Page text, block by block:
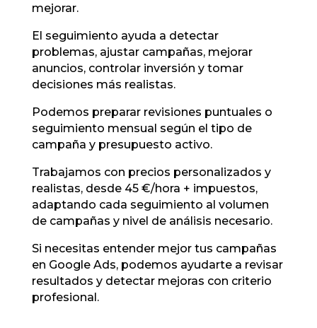
mejorar.
El seguimiento ayuda a detectar
problemas, ajustar campañas, mejorar
anuncios, controlar inversión y tomar
decisiones más realistas.
Podemos preparar revisiones puntuales o
seguimiento mensual según el tipo de
campaña y presupuesto activo.
Trabajamos con precios personalizados y
realistas, desde 45 €/hora + impuestos,
adaptando cada seguimiento al volumen
de campañas y nivel de análisis necesario.
Si necesitas entender mejor tus campañas
en Google Ads, podemos ayudarte a revisar
resultados y detectar mejoras con criterio
profesional.